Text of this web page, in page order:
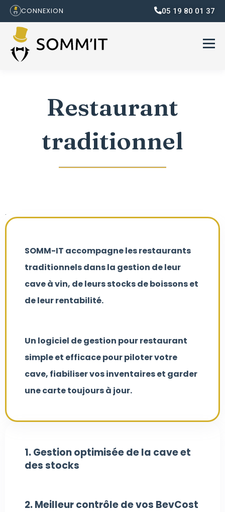
CONNEXION 05 19 80 01 37
Restaurant
traditionnel
.
SOMM-IT accompagne les restaurants
traditionnels dans la gestion de leur
cave à vin, de leurs stocks de boissons et
de leur rentabilité.
Un logiciel de gestion pour restaurant
simple et efficace pour piloter votre
cave, fiabiliser vos inventaires et garder
une carte toujours à jour.
1. Gestion optimisée de la cave et
des stocks
2. Meilleur contrôle de vos BevCost